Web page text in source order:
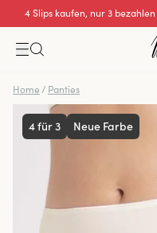
4 Slips kaufen, nur 3
Home / Panties
4 für 3 Neue Farbe